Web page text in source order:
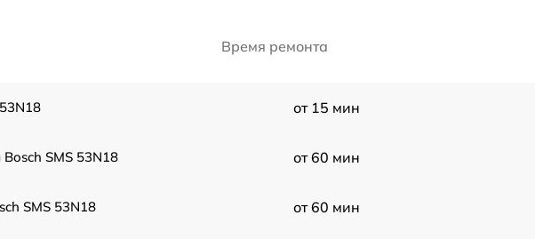
Время ремонта
от 15 мин
SMS 53N18 от 60 мин
SMS 53N18 от 60 мин